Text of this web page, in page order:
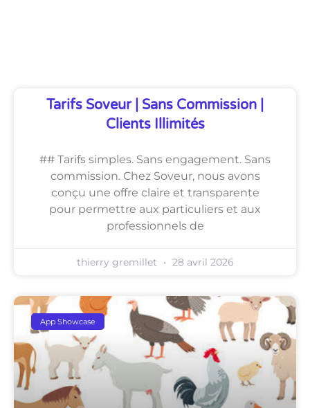
Tarifs Soveur | Sans Commission |
Clients Illimités
## Tarifs simples. Sans engagement. Sans
commission. Chez Soveur, nous avons
conçu une offre claire et transparente
pour permettre aux particuliers et aux
professionnels de
thierry gremillet 28 avril 2026
App Showcase